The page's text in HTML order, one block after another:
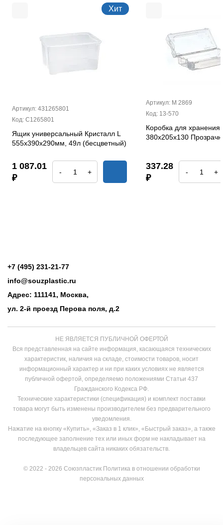
Хит
Артикул: 431265801
Код: С1265801
Ящик универсальный Кристалл L
555х390х290мм, 49л (бесцветный)
1 087.01
₽
- +
Артикул: М 2869
Код: 13-570
Коробка для хранения
380х205х130
337.28
₽
- +
+7 (495) 231-21-77
info@souzplastic.ru
Адрес: 111141, Москва,
ул. 2-й проезд Перова поля, д.2
НЕ ЯВЛЯЕТСЯ ПУБЛИЧНОЙ ОФЕРТОЙ
Вся представленная на сайте информация, касающаяся технических
характеристик, наличия на складе, стоимости товаров, носит
информационный характер и ни при каких условиях не является
публичной офертой, определяемо положениями Статьи 437
Гражданского Кодекса РФ.
Технические характеристики (спецификация) и комплект поставки
товара могут быть изменены производителем без предварительного
уведомления.
Нажатие на кнопку «Купить», «Заказ в 1 клик», «Быстрый заказ», а также
последующее заполнение тех или иных форм не накладывает на
владельцев сайта никаких обязательств.
© 2022 - 2026 Союзпластик Политика в отношении обработки
персональных данных